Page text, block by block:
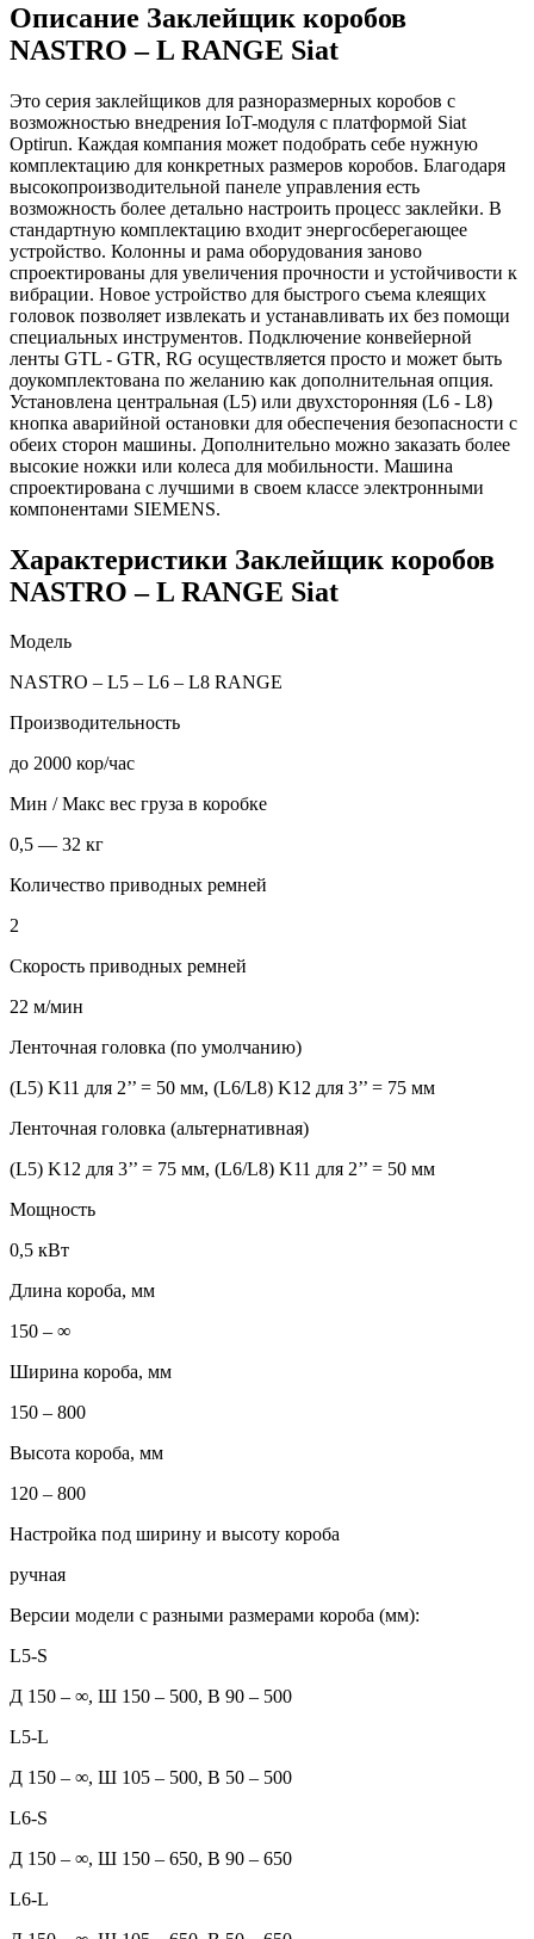
Описание Заклейщик коробов
NASTRO – L RANGE Siat
Это серия заклейщиков для разноразмерных коробов с
возможностью внедрения IoT-модуля с платформой Siat
Optirun. Каждая компания может подобрать себе нужную
комплектацию для конкретных размеров коробов. Благодаря
высокопроизводительной панеле управления есть
возможность более детально настроить процесс заклейки. В
стандартную комплектацию входит энергосберегающее
устройство. Колонны и рама оборудования заново
спроектированы для увеличения прочности и устойчивости к
вибрации. Новое устройство для быстрого съема клеящих
головок позволяет извлекать и устанавливать их без помощи
специальных инструментов. Подключение конвейерной
ленты GTL - GTR, RG осуществляется просто и может быть
доукомплектована по желанию как дополнительная опция.
Установлена центральная (L5) или двухсторонняя (L6 - L8)
кнопка аварийной остановки для обеспечения безопасности с
обеих сторон машины. Дополнительно можно заказать более
высокие ножки или колеса для мобильности. Машина
спроектирована с лучшими в своем классе электронными
компонентами SIEMENS.
Характеристики Заклейщик коробов
NASTRO – L RANGE Siat
Модель
NASTRO – L5 – L6 – L8 RANGE
Производительность
до 2000 кор/час
Мин / Макс вес груза в коробке
0,5 — 32 кг
Количество приводных ремней
2
Скорость приводных ремней
22 м/мин
Ленточная головка (по умолчанию)
(L5) K11 для 2’’ = 50 мм, (L6/L8) K12 для 3’’ = 75 мм
Ленточная головка (альтернативная)
(L5) K12 для 3’’ = 75 мм, (L6/L8) K11 для 2’’ = 50 мм
Мощность
0,5 кВт
Длина короба, мм
150 – ∞
Ширина короба, мм
150 – 800
Высота короба, мм
120 – 800
Настройка под ширину и высоту короба
ручная
Версии модели с разными размерами короба (мм):
L5-S
Д 150 – ∞, Ш 150 – 500, В 90 – 500
L5-L
Д 150 – ∞, Ш 105 – 500, В 50 – 500
L6-S
Д 150 – ∞, Ш 150 – 650, В 90 – 650
L6-L